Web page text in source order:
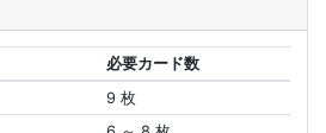
必要カード数
9 枚